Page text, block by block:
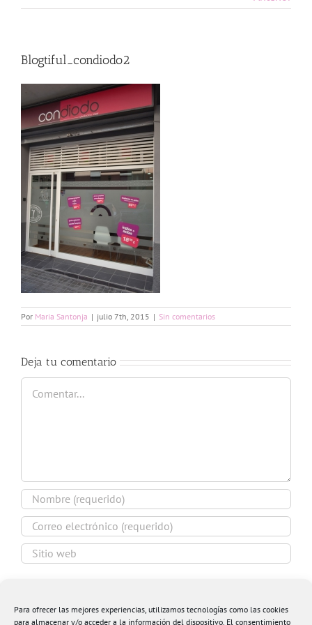
Para ofrecer las mejores experiencias, utilizamos tecnologías como las cookies
para almacenar y/o acceder a la información del dispositivo. El consentimiento
Blogtiful_condiodo2
Por Maria Santonja | julio 7th, 2015 | Sin comentarios
Deja tu comentario
Comentar
navegador para la próxima vez que comente.